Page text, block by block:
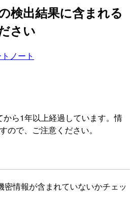
検出結果に含まれる
さい
ノート
から1年以上経過しています。情
ので、ご注意ください。
密情報が含まれていないかチェッ